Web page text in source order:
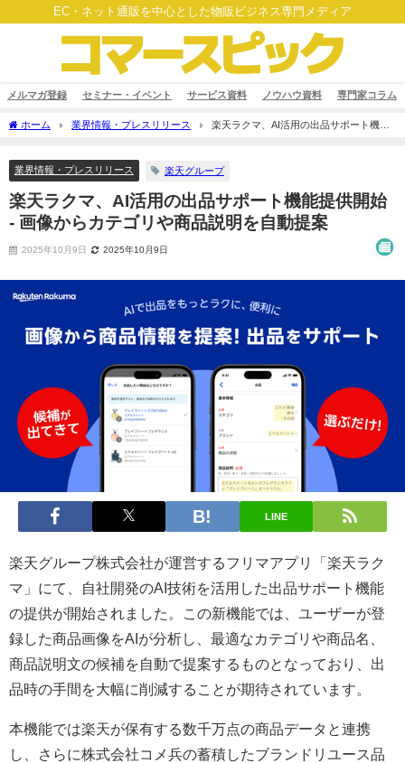
EC・ネット通販を中心とした物販ビジネス専門メディア
メルマガ登録 セミナー・イベント サービス資料 ノウハウ資料 専門家コラム
ホーム 業界情報・プレスリリース
楽天ラクマ、AI活用の出品サポート機能
業界情報・プレスリリース 楽天グループ
楽天ラクマ、AI活用の出品サポート機能提供開始
- 画像からカテゴリや商品説明を自動提案
2025年10月9日 2025年10月9日
LINE
楽天グループ株式会社が運営するフリマアプリ「楽天ラク
マ」にて、自社開発のAI技術を活用した出品サポート機能
の提供が開始されました。この新機能では、ユーザーが登
録した商品画像をAIが分析し、最適なカテゴリや商品名、
商品説明文の候補を自動で提案するものとなっており、出
品時の手間を大幅に削減することが期待されています。
本機能では楽天が保有する数千万点の商品データと連携
し、さらに株式会社コメ兵の蓄積したブランドリユース品